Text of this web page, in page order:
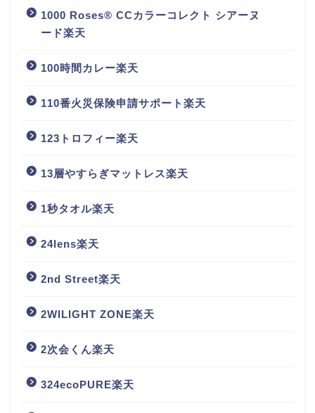
1000 Roses® CCカラーコレクト シアーヌ
ード楽天
100時間カレー楽天
110番火災保険申請サポート楽天
123トロフィー楽天
13層やすらぎマットレス楽天
1秒タオル楽天
24lens楽天
2nd Street楽天
2WILIGHT ZONE楽天
2次会くん楽天
324ecoPURE楽天